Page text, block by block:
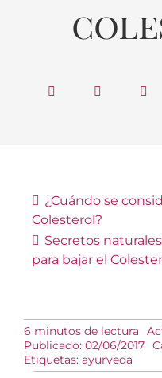
¿Cuándo se
Colesterol?
Secretos naturales
para bajar el
6 minutos de lectura
Publicado: 02/06/2017
Etiquetas: ayurveda